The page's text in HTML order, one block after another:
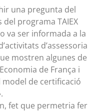
una pregunta del
programa TAIEX
va ser informada a la
d’assessoria
mostren algunes de
de França i
model de certificació
fet que permetria fer